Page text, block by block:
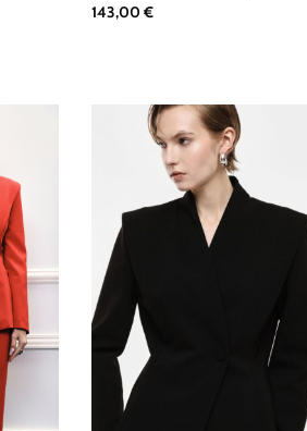
143,00€